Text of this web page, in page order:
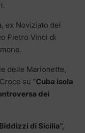
ex Noviziato dei
Pietro Vinci di
delle Marionette,
su “Cuba isola
dei
Biddizzi di Sicilia”,